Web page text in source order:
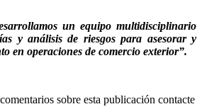
un equipo multidisciplinario
y análisis de riesgos para asesorar y
en operaciones de comercio exterior”.
sobre esta publicación contacte